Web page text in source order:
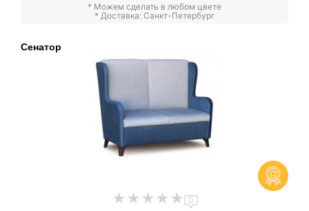
* Можем сделать в любом цвете
* Доставка: Санкт-Петербург
Сенатор
0